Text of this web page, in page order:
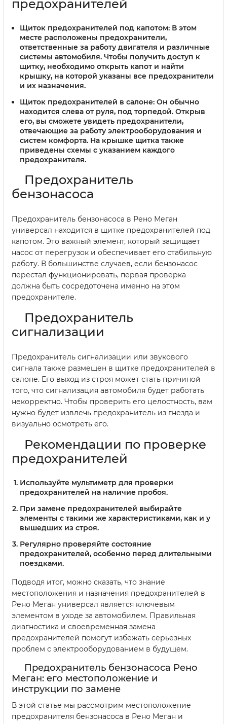
предохранителей
Щиток предохранителей под капотом: В этом
месте расположены предохранители,
ответственные за работу двигателя и различные
системы автомобиля. Чтобы получить доступ к
щитку, необходимо открыть капот и найти
крышку, на которой указаны все предохранители
и их назначения.
Щиток предохранителей в салоне: Он обычно
находится слева от руля, под торпедой. Открыв
его, вы сможете увидеть предохранители,
отвечающие за работу электрооборудования и
систем комфорта. На крышке щитка также
приведены схемы с указанием каждого
предохранителя.
Предохранитель
бензонасоса
Предохранитель бензонасоса в Рено Меган
универсал находится в щитке предохранителей под
капотом. Это важный элемент, который защищает
насос от перегрузок и обеспечивает его стабильную
работу. В большинстве случаев, если бензонасос
перестал функционировать, первая проверка
должна быть сосредоточена именно на этом
предохранителе.
Предохранитель
сигнализации
Предохранитель сигнализации или звукового
сигнала также размещен в щитке предохранителей в
салоне. Его выход из строя может стать причиной
того, что сигнализация автомобиля будет работать
некорректно. Чтобы проверить его целостность, вам
нужно будет извлечь предохранитель из гнезда и
визуально осмотреть его.
Рекомендации по проверке
предохранителей
Используйте мультиметр для проверки
предохранителей на наличие пробоя.
При замене предохранителей выбирайте
элементы с такими же характеристиками, как и у
вышедших из строя.
Регулярно проверяйте состояние
предохранителей, особенно перед длительными
поездками.
Подводя итог, можно сказать, что знание
местоположения и назначения предохранителей в
Рено Меган универсал является ключевым
элементом в уходе за автомобилем. Правильная
диагностика и своевременная замена
предохранителей помогут избежать серьезных
проблем с электрооборудованием в будущем.
Предохранитель бензонасоса Рено
Меган: его местоположение и
инструкции по замене
В этой статье мы рассмотрим местоположение
предохранителя бензонасоса в Рено Меган и